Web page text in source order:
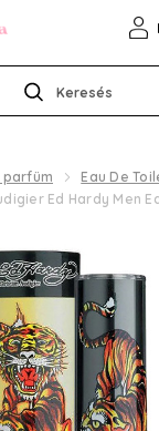
Keresés
parfüm Eau De
Ed Hardy Men